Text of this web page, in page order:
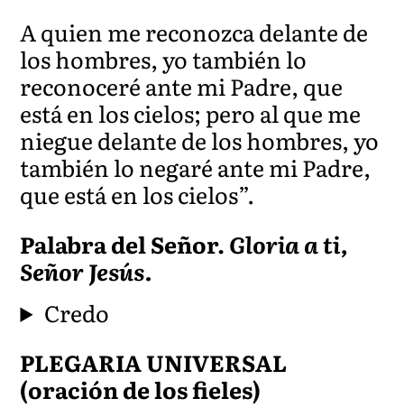
A quien me reconozca delante de
los hombres, yo también lo
reconoceré ante mi Padre, que
está en los cielos; pero al que me
niegue delante de los hombres, yo
también lo negaré ante mi Padre,
que está en los cielos”.
Palabra del Señor.Gloria a ti,
Señor Jesús.
Credo
PLEGARIA UNIVERSAL
(oración de los fieles)